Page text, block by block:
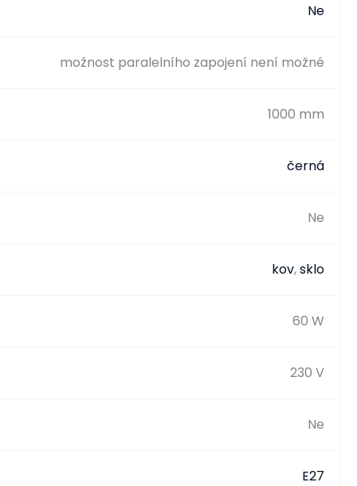
Ne
možnost paralelního zapojení není možné
1000 mm
černá
Ne
kov,sklo
60 W
230 V
Ne
E27